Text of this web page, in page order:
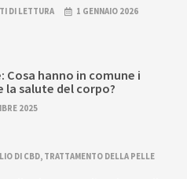
DI LETTURA 1 GENNAIO 2026
Cosa hanno in comune i
la salute del corpo?
2025
DI CBD, TRATTAMENTO DELLA PELLE